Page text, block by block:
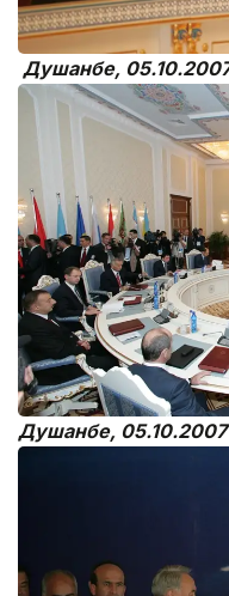
Душанбе,
Душанбе, 05.10.2007